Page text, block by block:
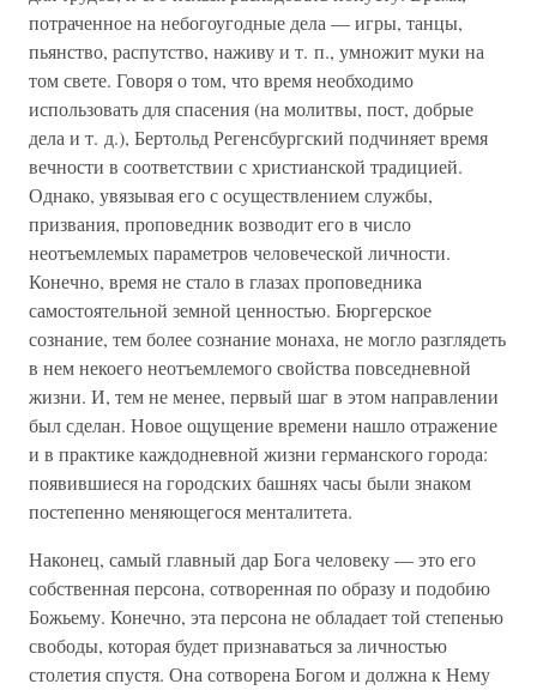
потраченное на небогоугодные дела — игры, танцы,
пьянство, распутство, наживу и т. п., умножит муки на
том свете. Говоря о том, что время необходимо
использовать для спасения (на молитвы, пост, добрые
дела и т. д.), Бертольд Регенсбургский подчиняет время
вечности в соответствии с христианской традицией.
Однако, увязывая его с осуществлением службы,
призвания, проповедник возводит его в число
неотъемлемых параметров человеческой личности.
Конечно, время не стало в глазах проповедника
самостоятельной земной ценностью. Бюргерское
сознание, тем более сознание монаха, не могло разглядеть
в нем некоего неотъемлемого свойства повседневной
жизни. И, тем не менее, первый шаг в этом направлении
был сделан. Новое ощущение времени нашло отражение
и в практике каждодневной жизни германского города:
появившиеся на городских башнях часы были знаком
постепенно меняющегося менталитета.
Наконец, самый главный дар Бога человеку — это его
собственная персона, сотворенная по образу и подобию
Божьему. Конечно, эта персона не обладает той степенью
свободы, которая будет признаваться за личностью
столетия спустя. Она сотворена Богом и должна к Нему